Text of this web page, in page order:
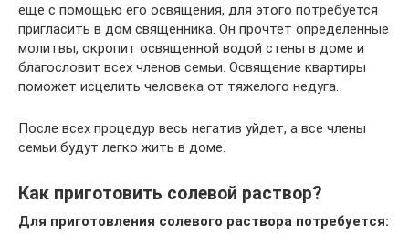
еще с помощью его освящения, для этого потребуется
пригласить в дом священника. Он прочтет определенные
молитвы, окропит освященной водой стены в доме и
благословит всех членов семьи. Освящение квартиры
поможет исцелить человека от тяжелого недуга.
После всех процедур весь негатив уйдет, а все члены
семьи будут легко жить в доме.
Как приготовить солевой раствор?
Для приготовления солевого раствора потребуется: